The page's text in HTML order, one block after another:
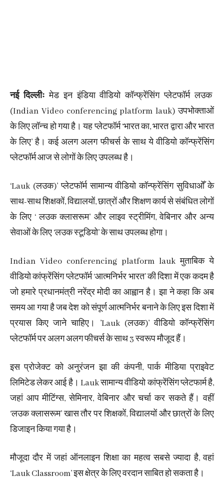
नई दिल्लीःमेड इन इंडिया वीडियो कॉन्फ्रेंसिंग प्लेटफॉर्म लउक
(Indian Video conferencing platform lauk) उपभोक्ताओं
के लिए लॉन्च हो गया है। यह प्लेटफॉर्म ‘भारत का, भारत द्वारा और भारत
के लिए’ है। कई अलग अलग फीचर्स के साथ ये वीडियो कॉन्फ्रेंसिंग
प्लेटफॉर्म आज से लोगों के लिए उपलब्ध है।
‘Lauk (लउक)’ प्लेटफॉर्म सामान्य वीडियो कॉन्फ्रेंसिंग सुविधाओँ के
साथ-साथ शिक्षकों, विद्यालयों, छात्रों और शिक्षण कार्य से संबंधित लोगों
के लिए ‘ लउक क्लासरूम’ और लाइव स्ट्रीमिंग, वेबिनार और अन्य
सेवाओं के लिए ‘लउक स्टूडियो’ के साथ उपलब्ध होगा।
Indian Video conferencing platform lauk मुताबिक ये
वीडियो कांफ्रेंसिंग प्लेटफॉर्म ‘आत्मनिर्भर भारत’ की दिशा में एक कदम है
जो हमारे प्रधानमंत्री नरेंद्र मोदी का आह्वान है। झा ने कहा कि अब
समय आ गया है जब देश को संपूर्ण आत्मनिर्भर बनाने के लिए इस दिशा में
प्रयास किए जाने चाहिए। ’Lauk (लउक)’ वीडियो कॉन्फ्रेंसिंग
प्लेटफॉर्म पर अलग अलग फीचर्स के साथ 3 स्वरूप मौजूद हैं।
इस प्रोजेक्ट को अनुरंजन झा की कंपनी, पार्क मीडिया प्राइवेट
लिमिटेड लेकर आई है। Lauk सामान्य वीडियो कांफ्रेंसिंग प्लेटफार्म है,
जहां आप मीटिंग्स, सेमिनार, वेबिनार और चर्चा कर सकते हैं। वहीं
‘लउक क्लासरूम’ खास तौर पर शिक्षकों, विद्यालयों और छात्रों के लिए
डिजाइन किया गया है।
मौजूदा दौर में जहां ऑनलाइन शिक्षा का महत्व सबसे ज्यादा है, वहां
‘Lauk Classroom’ इस क्षेत्र के लिए वरदान साबित हो सकता है।